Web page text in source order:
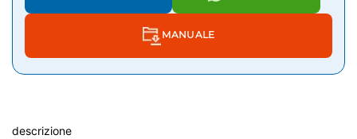
MANUALE
descrizione